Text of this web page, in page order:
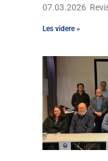
07.03.2026
Les videre »